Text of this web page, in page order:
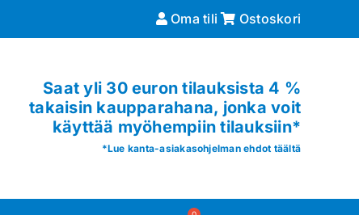
Oma tili Ostoskori
Saat yli 30 euron tilauksista 4 %
takaisin kaupparahana, jonka voit
käyttää myöhempiin tilauksiin*
*Lue kanta-asiakasohjelman ehdot täältä